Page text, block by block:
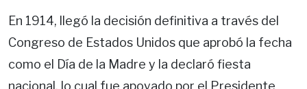
En 1914, llegó la decisión definitiva a través del
Congreso de Estados Unidos que aprobó la fecha
como el Día de la Madre y la declaró fiesta
nacional, lo cual fue apoyado por el Presidente